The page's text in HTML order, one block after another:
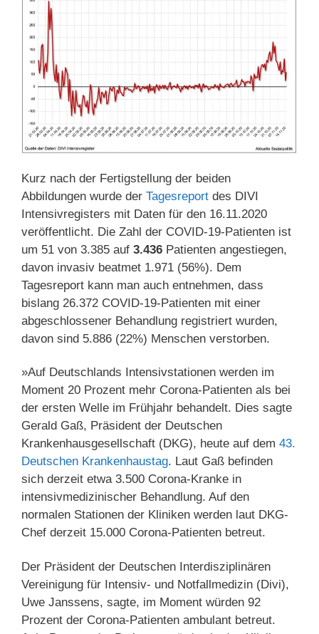
Kurz nach der Fertigstellung der beiden
Abbildungen wurde der Tagesreport des DIVI
Intensivregisters mit Daten für den 16.11.2020
veröffentlicht. Die Zahl der COVID-19-Patienten ist
um 51 von 3.385 auf 3.436 Patienten angestiegen,
davon invasiv beatmet 1.971 (56%). Dem
Tagesreport kann man auch entnehmen, dass
bislang 26.372 COVID-19-Patienten mit einer
abgeschlossener Behandlung registriert wurden,
davon sind 5.886 (22%) Menschen verstorben.
»Auf Deutschlands Intensivstationen werden im
Moment 20 Prozent mehr Corona-Patienten als bei
der ersten Welle im Frühjahr behandelt. Dies sagte
Gerald Gaß, Präsident der Deutschen
Krankenhausgesellschaft (DKG), heute auf dem 43.
Deutschen Krankenhaustag. Laut Gaß befinden
sich derzeit etwa 3.500 Corona-Kranke in
intensivmedizinischer Behandlung. Auf den
normalen Stationen der Kliniken werden laut DKG-
Chef derzeit 15.000 Corona-Patienten betreut.
Der Präsident der Deutschen Interdisziplinären
Vereinigung für Intensiv- und Notfallmedizin (Divi),
Uwe Janssens, sagte, im Moment würden 92
Prozent der Corona-Patienten ambulant betreut.